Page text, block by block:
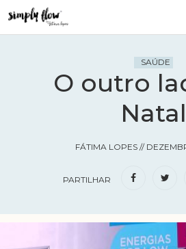
SAÚDE
O outro
Natal
FÁTIMA LOPES //
PARTILHAR